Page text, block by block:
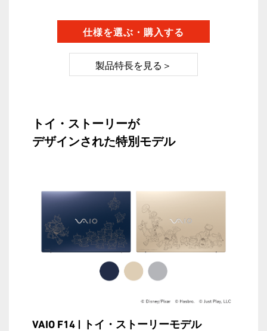
製品特長を見る＞
トイ・ストーリーが
デザインされた特別モデル
VAIO F14 | トイ・ストーリーモデル